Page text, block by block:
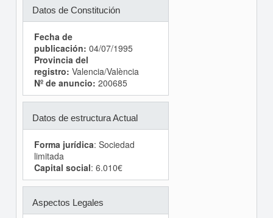
Datos de Constitución
Fecha de
publicación: 04/07/1995
Provincia del
registro: Valencia/València
Nº de anuncio: 200685
Datos de estructura Actual
Forma jurídica: Sociedad
limitada
Capital social: 6.010€
Aspectos Legales